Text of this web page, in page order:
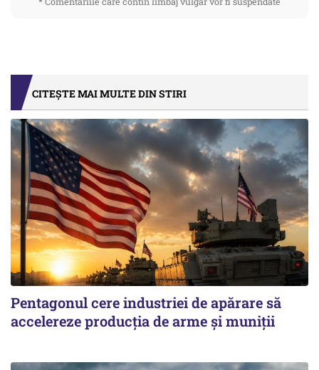
CITEȘTE MAI MULTE DIN STIRI
Pentagonul cere industriei de apărare să
accelereze producția de arme și muniții